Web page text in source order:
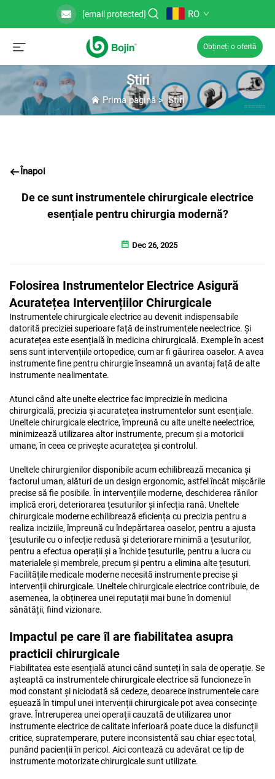
[email protected] RO
Obțineți o ofertă
Știri
Prima pagină>Știri
Înapoi
De ce sunt instrumentele chirurgicale electrice
esențiale pentru chirurgia modernă?
Dec 26, 2025
Folosirea Instrumentelor Electrice Asigură
Acuratețea Intervențiilor Chirurgicale
Instrumentele chirurgicale electrice au devenit indispensabile
datorită preciziei superioare față de instrumentele neelectrice. Și
acuratețea este esențială în medicina chirurgicală. Exemple în acest
sens sunt intervențiile ortopedice, cum ar fi găurirea oaselor. A avea
instrumente fine pentru chirurgie înseamnă un avantaj față de alte
instrumente nealimentate.
Atunci când alte unelte electrice fac imprecizie în medicina
chirurgicală, precizia și acuratețea instrumentelor sunt esențiale.
Uneltele chirurgicale electrice, împreună cu alte unelte neelectrice,
minimizează utilizarea altor instrumente, precum și a motoricii
umane, în ceea ce privește acuratețea și controlul.
Uneltele chirurgienilor disponibile acum echilibrează mecanica și
factorul uman, alături de un design ergonomic, astfel încât mișcările
precise să fie posibile. În intervențiile moderne, deschiderea rănilor
implică erori, deteriorarea țesuturilor și infecția rană. Uneltele
chirurgicale moderne echilibrează eficiența cu precizia pentru a
realiza inciziile, împreună cu îndepărtarea oaselor, pentru a ajusta
țesuturile cu o infecție redusă și deteriorare minimă a țesuturilor,
pentru a efectua operații și a închide țesuturile, pentru a lucra cu
materialele și membrele, precum și pentru a elimina alte țesuturi.
Facilitățile medicale moderne necesită instrumente precise și
intervenții chirurgicale. Uneltele chirurgicale electrice contribuie, de
asemenea, la obținerea unei reputații mai bune în domeniul
sănătății, fiind vizionare.
Impactul pe care îl are fiabilitatea asupra
practicii chirurgicale
Fiabilitatea este esențială atunci când sunteți în sala de operație. Se
așteaptă ca instrumentele chirurgicale electrice să funcioneze în
mod constant și niciodată să cedeze, deoarece instrumentele care
eșuează în timpul unei intervenții chirurgicale pot avea consecințe
grave. Întreruperea unei operații cauzată de utilizarea unor
instrumente electrice de calitate inferioară poate duce la disfuncții
critice, supratemperare, putere inconsistentă sau chiar eșec total,
punând pacienții în pericol. Aici contează cu adevărat ce tip de
instrumente motorizate chirurgicale sunt utilizate.